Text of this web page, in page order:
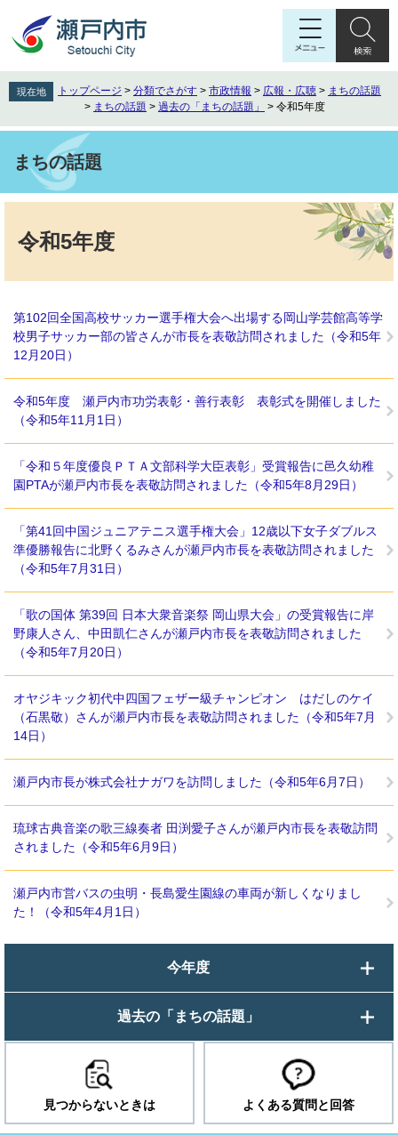
先
頭
を
飛
文
現在地 トップページ > 分類でさがす > 市政情報 > 広報・広聴 > まちの話題
> まちの話題 > 過去の「まちの話題」 > 令和5年度
まちの話題
令和5年度
第102回全国高校サッカー選手権大会へ出場する岡山学芸館高等学
校男子サッカー部の皆さんが市長を表敬訪問されました（令和5年
12月20日）
令和5年度 瀬戸内市功労表彰・善行表彰 表彰式を開催しました
（令和5年11月1日）
「令和５年度優良ＰＴＡ文部科学大臣表彰」受賞報告に邑久幼稚
園PTAが瀬戸内市長を表敬訪問されました（令和5年8月29日）
「第41回中国ジュニアテニス選手権大会」12歳以下女子ダブルス
準優勝報告に北野くるみさんが瀬戸内市長を表敬訪問されました
（令和5年7月31日）
「歌の国体 第39回 日本大衆音楽祭 岡山県大会」の受賞報告に岸
野康人さん、中田凱仁さんが瀬戸内市長を表敬訪問されました
（令和5年7月20日）
オヤジキック初代中四国フェザー級チャンピオン はだしのケイ
（石黒敬）さんが瀬戸内市長を表敬訪問されました（令和5年7月
14日）
瀬戸内市長が株式会社ナガワを訪問しました（令和5年6月7日）
琉球古典音楽の歌三線奏者 田渕愛子さんが瀬戸内市長を表敬訪問
されました（令和5年6月9日）
瀬戸内市営バスの虫明・長島愛生園線の車両が新しくなりまし
た！（令和5年4月1日）
今年度
過去の「まちの話題」
見つからないときは よくある質問と回答